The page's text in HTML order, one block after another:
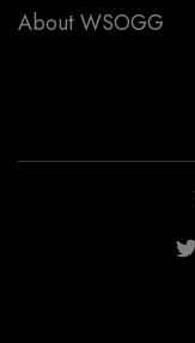
About WSOGG